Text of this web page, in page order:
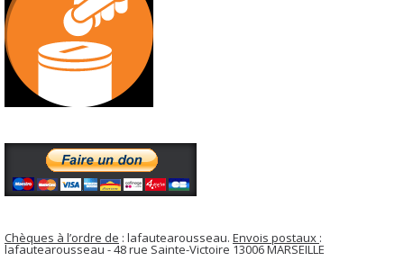
Chèques à l’ordre de : lafautearousseau. Envois postaux :
lafautearousseau - 48 rue Sainte-Victoire 13006 MARSEILLE